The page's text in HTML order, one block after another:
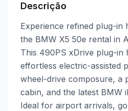
Descrição
Experience refined plug-in
the BMW X5 50e rental in
This 490PS xDrive plug-in
effortless electric-assisted
wheel-drive composure, a
cabin, and the latest BMW
Ideal for airport arrivals,